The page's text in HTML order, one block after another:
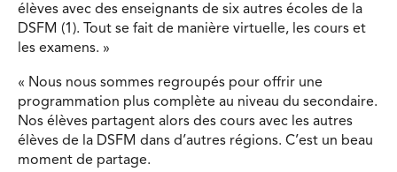
élèves avec des enseignants de six autres écoles de la
DSFM (1). Tout se fait de manière virtuelle, les cours et
les examens. »
« Nous nous sommes regroupés pour offrir une
programmation plus complète au niveau du secondaire.
Nos élèves partagent alors des cours avec les autres
élèves de la DSFM dans d’autres régions. C’est un beau
moment de partage.